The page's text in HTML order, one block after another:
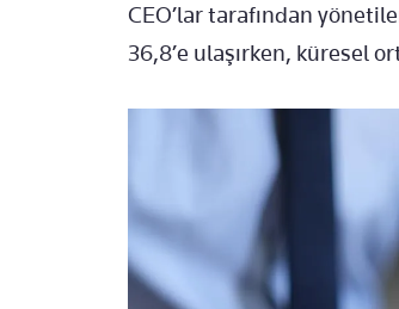
CEO’lar tarafından
36,8’e ulaşırken, küresel